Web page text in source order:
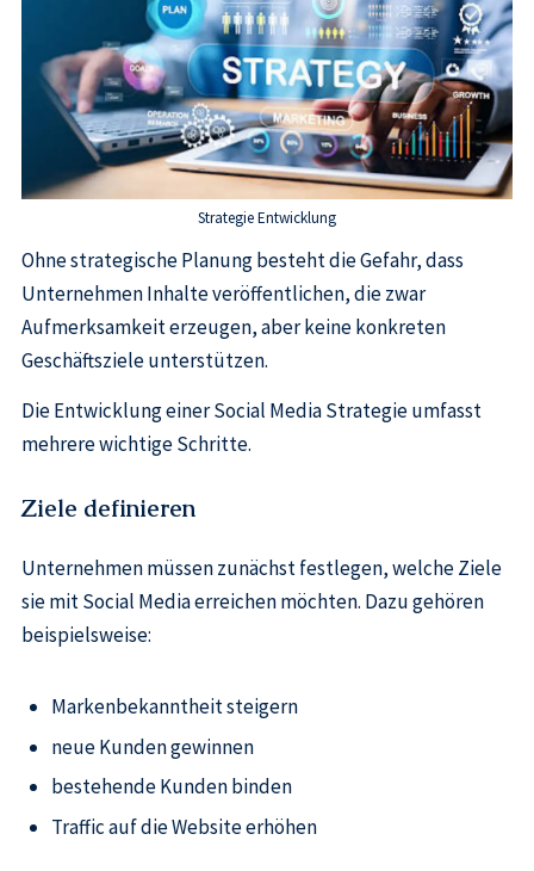
Strategie Entwicklung
Ohne strategische Planung besteht die Gefahr, dass
Unternehmen Inhalte veröffentlichen, die zwar
Aufmerksamkeit erzeugen, aber keine konkreten
Geschäftsziele unterstützen.
Die Entwicklung einer Social Media Strategie umfasst
mehrere wichtige Schritte.
Ziele definieren
Unternehmen müssen zunächst festlegen, welche Ziele
sie mit Social Media erreichen möchten. Dazu gehören
beispielsweise:
Markenbekanntheit steigern
neue Kunden gewinnen
bestehende Kunden binden
Traffic auf die Website erhöhen